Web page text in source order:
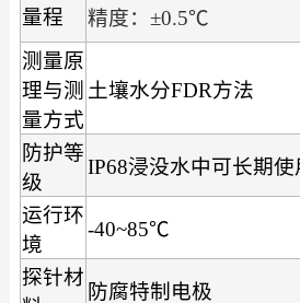
量程
精度：±0.5℃
测量原
理与测
量方式
土壤水分FDR方法
防护等
级
IP68浸没水中可长期使
运行环
境
-40~85℃
探针材
防腐特制电极